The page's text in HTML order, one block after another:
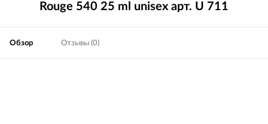
Rouge 540 25 ml unisex арт. U 711
Обзор Отзывы (0)